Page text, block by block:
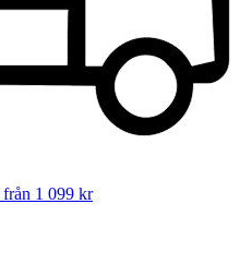
från 1 099 kr